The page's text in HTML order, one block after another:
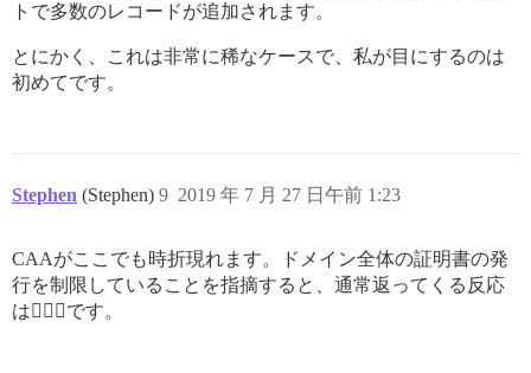
トで多数のレコードが追加されます。
とにかく、これは非常に稀なケースで、私が目にするのは
初めてです。
Stephen (Stephen) 2019 年 7 月 27 日午前 1:23
9
CAAがここでも時折現れます。ドメイン全体の証明書の発
行を制限していることを指摘すると、通常返ってくる反応
は🤦🏻‍♂️です。